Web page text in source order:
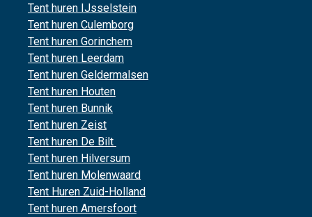
Tent huren IJsselstein
Tent huren Culemborg
Tent huren Gorinchem
Tent huren Leerdam
Tent huren Geldermalsen
Tent huren Houten
Tent huren Bunnik
Tent huren Zeist
Tent huren De Bilt
Tent huren Hilversum
Tent huren Molenwaard
Tent Huren Zuid-Holland
Tent huren Amersfoort